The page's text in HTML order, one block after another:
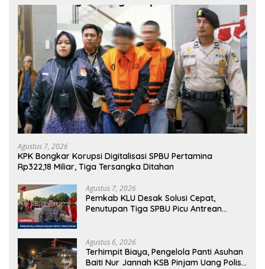
Agustus 7, 2026
KPK Bongkar Korupsi Digitalisasi SPBU Pertamina
Rp322,18 Miliar, Tiga Tersangka Ditahan
Agustus 7, 2026
Pemkab KLU Desak Solusi Cepat,
Penutupan Tiga SPBU Picu Antrean
Agustus 6, 2026
Terhimpit Biaya, Pengelola Panti Asuhan
Baiti Nur Jannah KSB Pinjam Uang Polisi